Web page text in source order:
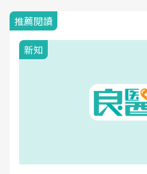
推薦閱讀
新知